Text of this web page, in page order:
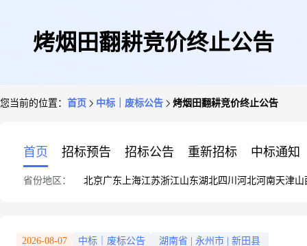
烤烟田翻耕竞价终止公告
您当前的位置： 首页 中标｜废标公告 烤烟田翻耕竞价终止公告
首页 招标预告 招标公告 重新招标 中标通知
省份地区： 北京广东 上海江苏浙江山东湖北四川 河北河南天津山
2026-08-07 中标｜废标公告 湖南省 永州市 新田县